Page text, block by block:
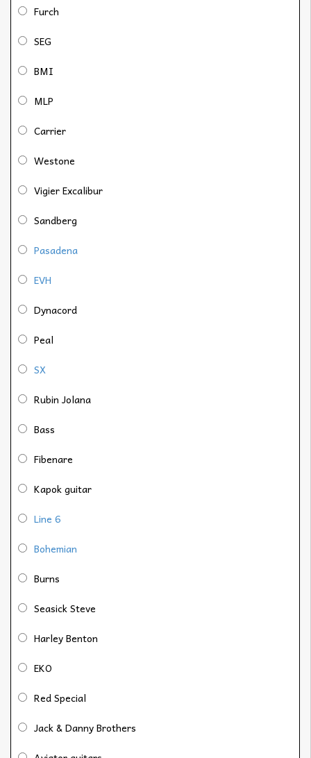
Furch
SEG
BMI
MLP
Carrier
Westone
Vigier Excalibur
Sandberg
Pasadena
EVH
Dynacord
Peal
SX
Rubin Jolana
Bass
Fibenare
Kapok guitar
Line 6
Bohemian
Burns
Seasick Steve
Harley Benton
EKO
Red Special
Jack & Danny Brothers